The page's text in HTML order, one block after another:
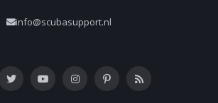
info@scubasupport.nl